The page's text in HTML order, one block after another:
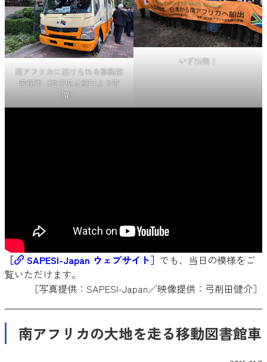
南アフリカに届けられる移動図
書館車（岩手県大槌町より寄
贈）
いざ出発！
［ SAPESI-Japan ウェブサイト］ でも、当日の模様をご
覧いただけます。
［写真提供：SAPESI-Japan／映像提供：弓削田健介］
南アフリカの大地を走る移動図書館車